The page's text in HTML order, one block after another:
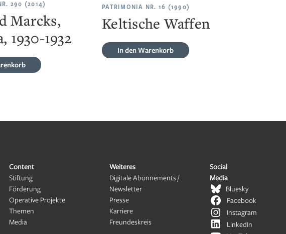
290 (2014)
Marcks,
1930-1932
PATRIMONIA NR. 16 (1990)
Keltische Waffen
In den Warenkorb
Content
Stiftung
Förderung
Operative Projekte
Themen
Media
Weiteres
Digitale Abonnements /
Newsletter
Presse
Karriere
Freundeskreis
Social
Media
Bluesky
Facebook
Instagram
LinkedIn